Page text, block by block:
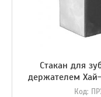
Стакан для
держателем
Код: